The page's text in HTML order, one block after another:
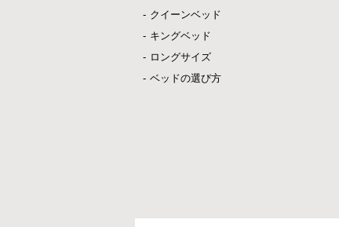
クイーンベッド
キングベッド
ロングサイズ
ベッドの選び方